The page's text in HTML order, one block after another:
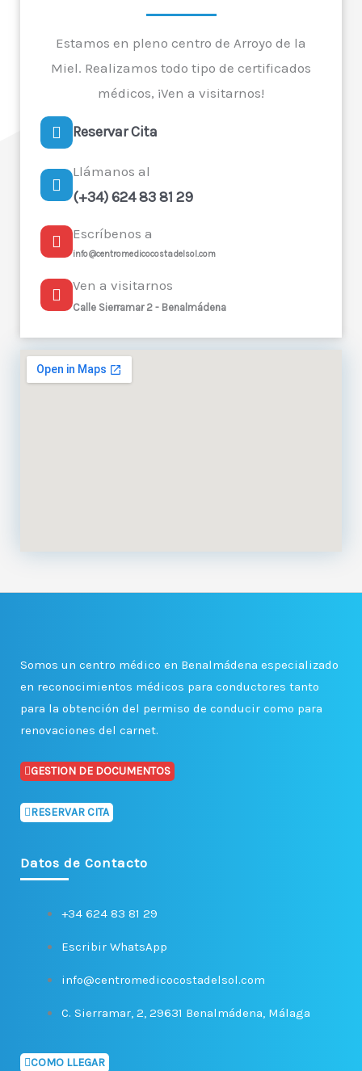
Estamos en pleno centro de Arroyo de la
Miel. Realizamos todo tipo de certificados
médicos, ¡Ven a visitarnos!
Reservar Cita
Llámanos al
(+34) 624 83 81 29
Escríbenos a
info@centromedicocostadelsol.com
Ven a visitarnos
Calle Sierramar 2 - Benalmádena
Somos un centro médico en Benalmádena especializado
en reconocimientos médicos para conductores tanto
para la obtención del permiso de conducir como para
renovaciones del carnet.
GESTION DE DOCUMENTOS
RESERVAR CITA
Datos de Contacto
+34 624 83 81 29
Escribir WhatsApp
info@centromedicocostadelsol.com
C. Sierramar, 2, 29631 Benalmádena, Málaga
COMO LLEGAR